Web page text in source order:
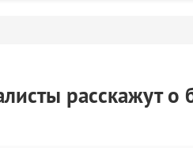
расскажут о